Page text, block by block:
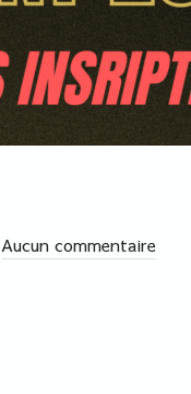
Aucun commentaire